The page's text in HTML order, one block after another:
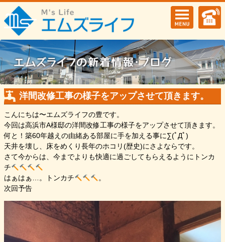
洋間改修工事の様子をアップさせて頂きます。
こんにちは〜エムズライフの豊です。
今回は高浜市A様邸の洋間改修工事の様子をアップさせて頂きます。
何と！築60年越えの由緒ある部屋に手を加える事に∑(ﾟДﾟ)
天井を壊し、床をめくり長年のホコリ(歴史)にさよならです。
さて今からは、今までよりも快適に過ごしてもらえるようにトンカ
チ
はぁはぁ…。トンカチ
。
次回予告